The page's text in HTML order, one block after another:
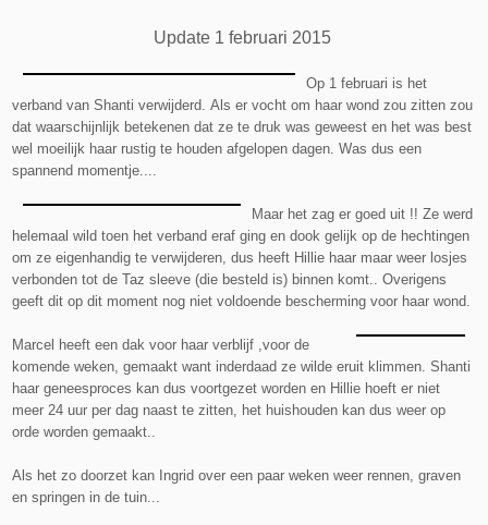
Update 1 februari 2015
Op 1 februari is het
verband van Shanti verwijderd. Als er vocht om haar wond zou zitten zou
dat waarschijnlijk betekenen dat ze te druk was geweest en het was best
wel moeilijk haar rustig te houden afgelopen dagen. Was dus een
spannend momentje....
Maar het zag er goed uit !!Ze werd
helemaal wild toen het verband eraf ging en dook gelijk op de hechtingen
om ze eigenhandig te verwijderen, dus heeft Hillie haar maar weer losjes
verbonden tot de Taz sleeve (die besteld is) binnen komt.. Overigens
geeft dit op dit moment nog niet voldoende bescherming voor haar wond.
Marcel heeft een dak voor haar verblijf ,voor de
komende weken, gemaakt want inderdaad ze wilde eruit klimmen. Shanti
haar geneesproces kan dus voortgezet worden en Hillie hoeft er niet
meer 24 uur per dag naast te zitten, het huishouden kan dus weer op
orde worden gemaakt..
Als het zo doorzet kan Ingrid over een paar weken weer rennen, graven
en springen in de tuin...